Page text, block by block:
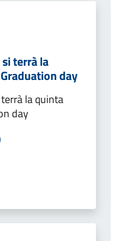
terrà la
day
la quinta
day